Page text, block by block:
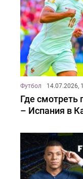
Футбол 14.07.2026,
Где
– Испания в